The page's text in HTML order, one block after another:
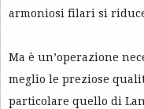
armoniosi filari si
Ma è un’operazione
meglio le preziose
particolare quello di